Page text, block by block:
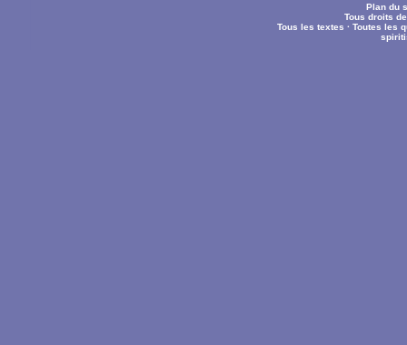
Plan du
Tous droits
Tous les textes ·Toutes les